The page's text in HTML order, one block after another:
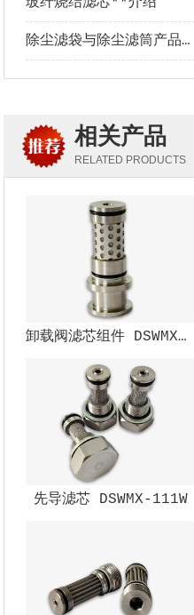
除尘滤袋与除尘滤筒产品介绍及优势对比
相关产品
RELATED PRODUCTS
卸载阀滤芯组件 DSWMX-002W
先导滤芯 DSWMX-111W